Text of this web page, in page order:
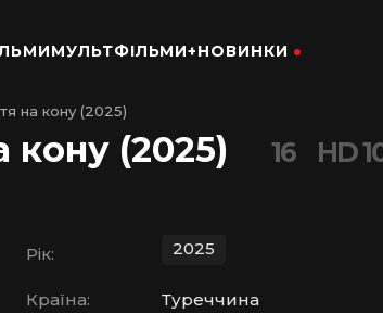
МУЛЬТФІЛЬМИ+НОВИНКИ
на кону (2025)
(2025) 16 HD
Рік: 2025
Країна: Туреччина